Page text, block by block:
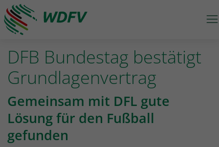
Logo: wdfv führt zur Starseite
DFB Bundestag bestätigt
Grundlagenvertrag
Gemeinsam mit DFL gute
Lösung für den Fußball
gefunden